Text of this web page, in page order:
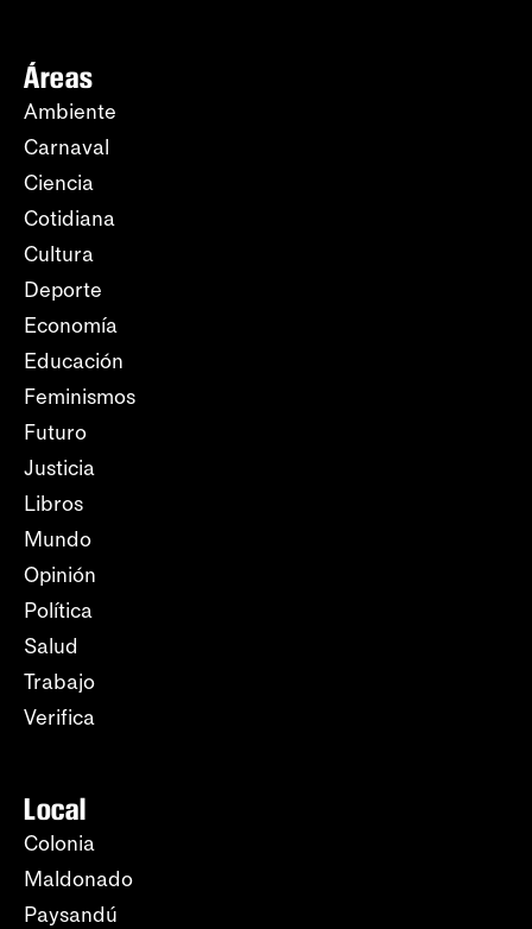
Áreas
Ambiente
Carnaval
Ciencia
Cotidiana
Cultura
Deporte
Economía
Educación
Feminismos
Futuro
Justicia
Libros
Mundo
Opinión
Política
Salud
Trabajo
Verifica
Local
Colonia
Maldonado
Paysandú